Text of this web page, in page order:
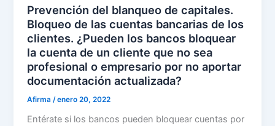
Prevención del blanqueo de capitales.
Bloqueo de las cuentas bancarias de los
clientes. ¿Pueden los bancos bloquear
la cuenta de un cliente que no sea
profesional o empresario por no aportar
documentación actualizada?
Afirma /enero 20, 2022
Entérate si los bancos pueden bloquear cuentas por